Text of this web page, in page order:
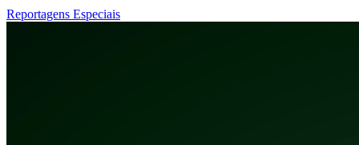
Reportagens Especiais